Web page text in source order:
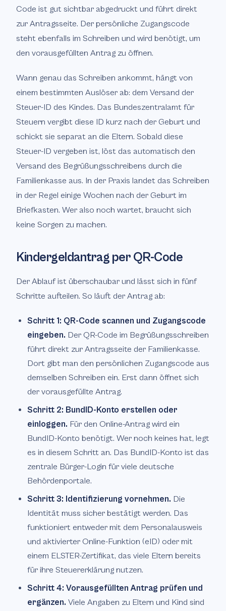
Code ist gut sichtbar abgedruckt und führt direkt
zur Antragsseite. Der persönliche Zugangscode
steht ebenfalls im Schreiben und wird benötigt, um
den vorausgefüllten Antrag zu öffnen.
Wann genau das Schreiben ankommt, hängt von
einem bestimmten Auslöser ab: dem Versand der
Steuer-ID des Kindes. Das Bundeszentralamt für
Steuern vergibt diese ID kurz nach der Geburt und
schickt sie separat an die Eltern. Sobald diese
Steuer-ID vergeben ist, löst das automatisch den
Versand des Begrüßungsschreibens durch die
Familienkasse aus. In der Praxis landet das Schreiben
in der Regel einige Wochen nach der Geburt im
Briefkasten. Wer also noch wartet, braucht sich
keine Sorgen zu machen.
Kindergeldantrag per QR-Code
Der Ablauf ist überschaubar und lässt sich in fünf
Schritte aufteilen. So läuft der Antrag ab:
Schritt 1: QR-Code scannen und Zugangscode
eingeben. Der QR-Code im Begrüßungsschreiben
führt direkt zur Antragsseite der Familienkasse.
Dort gibt man den persönlichen Zugangscode aus
demselben Schreiben ein. Erst dann öffnet sich
der vorausgefüllte Antrag.
Schritt 2: BundID-Konto erstellen oder
einloggen. Für den Online-Antrag wird ein
BundID-Konto benötigt. Wer noch keines hat, legt
es in diesem Schritt an. Das BundID-Konto ist das
zentrale Bürger-Login für viele deutsche
Behördenportale.
Schritt 3: Identifizierung vornehmen. Die
Identität muss sicher bestätigt werden. Das
funktioniert entweder mit dem Personalausweis
und aktivierter Online-Funktion (eID) oder mit
einem ELSTER-Zertifikat, das viele Eltern bereits
für ihre Steuererklärung nutzen.
Schritt 4: Vorausgefüllten Antrag prüfen und
ergänzen. Viele Angaben zu Eltern und Kind sind